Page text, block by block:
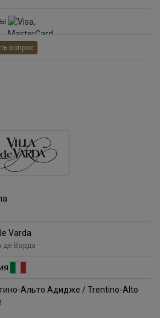
вопрос
Varda
де Варда
Альто Адидже / Trentino-Alto